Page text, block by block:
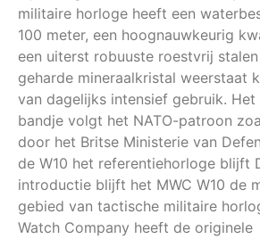
militaire horloge heeft een
100 meter, een hoognauwkeurig
een uiterst robuuste roestvrij
geharde mineraalkristal weerstaat
van dagelijks intensief gebruik. Het
bandje volgt het NATO-patroon
door het Britse Ministerie van
de W10 het referentiehorloge blijft
introductie blijft het MWC W10 de
gebied van tactische militaire
Watch Company heeft de originele